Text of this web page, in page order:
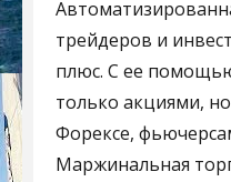
трейдеров и
плюс. С ее
только акциями,
Форексе,
Маржинальная